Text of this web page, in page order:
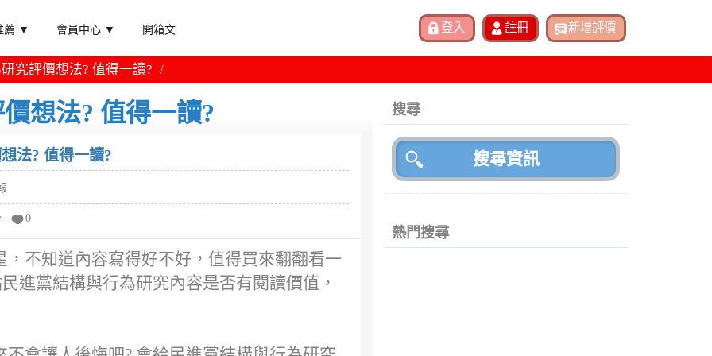
薦 ▼ 會員中心 ▼ 開箱文
究評價想法? 值得一讀?
想法? 值得一讀?
法? 值得一讀?
0
不知道內容寫得好不好，值得買來翻翻看一
進黨結構與行為研究內容是否有閱讀價值，
搜尋
熱門搜尋